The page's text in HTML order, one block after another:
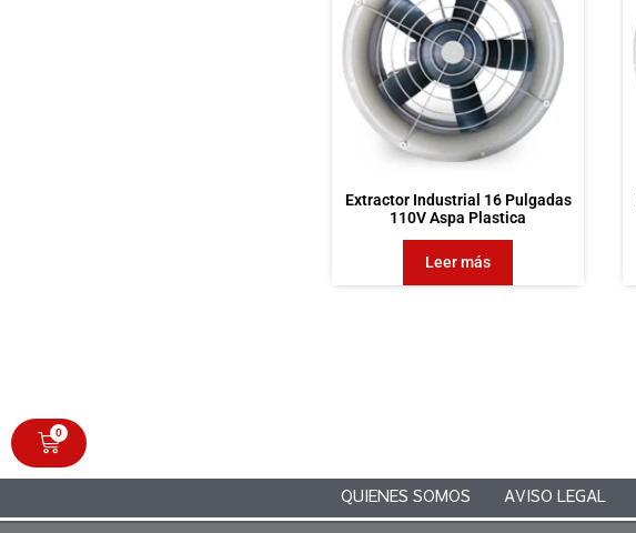
Extractor Industrial 16 Pulgadas
110V Aspa Plastica
Leer más
0
QUIENES SOMOS AVISO LEGAL